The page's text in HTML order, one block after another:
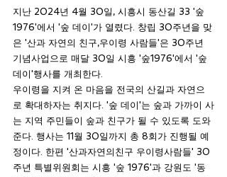
지난 2024년 4월 30일, 시흥시 동산길 33 '숲
1976'에서 '숲 데이'가 열렸다. 창립 30주년을 맞
은 '산과 자연의 친구,우이령 사람들'은 30주년
기념사업으로 매달 30일 시흥 '숲1976'에서 '숲
데이'행사를 개최한다.
우이령을 지켜 온 마음을 전국의 산길과 자연으
로 확대하자는 취지다. '숲 데이'는 숲과 가까이 사
는 지역 주민들이 숲과 친구가 될 수 있도록 도와
준다. 행사는 11월 30일까지 총 8회가 진행될 예
정이다. 한편 '산과자연의친구 우이령사람들' 30
주년 특별위원회는 시흥 '숲 1976'과 강원도 '동